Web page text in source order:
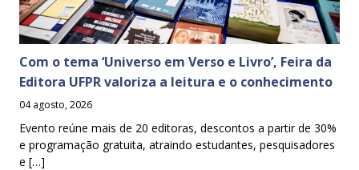
Com o tema ‘Universo em Verso e Livro’, Feira da
Editora UFPR valoriza a leitura e o conhecimento
04 agosto, 2026
Evento reúne mais de 20 editoras, descontos a partir de 30%
e programação gratuita, atraindo estudantes, pesquisadores
e […]